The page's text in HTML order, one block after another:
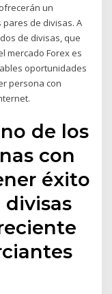
un
de divisas. A
de divisas, que
mercado Forex es
oportunidades
persona con
de los
con
éxito